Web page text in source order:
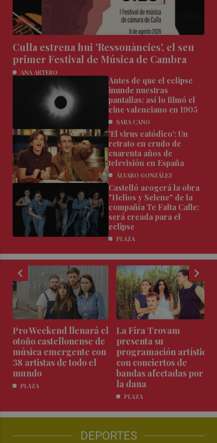
Culla estrena hui 'Ressonàncies', el seu
primer Festival de Música de Cambra
ANA ARTERO
Antes de que el eclipse
inunde nuestras
pantallas: así lo filmó el
cine valenciano en 1905
SARA CANO
'El virus catódico': Un
retrato en crudo de
cuarenta años de
televisión en España
ÁLVARO GONZÁLEZ
Castelló acogerá la obra
"Helios y Selene" de la
compañía Te Falta Calle:
será creada para el
eclipse
PLAZA
chevron_left
Pro Weekend llenará el
otoño castellonense de
música emergente con
38 artistas de todo el
mundo
PLAZA
La Fira Trovam
presenta su
programación artística
con conciertos de
bandas afectadas por
la dana
PLAZA
chevron_right
DEPORTES